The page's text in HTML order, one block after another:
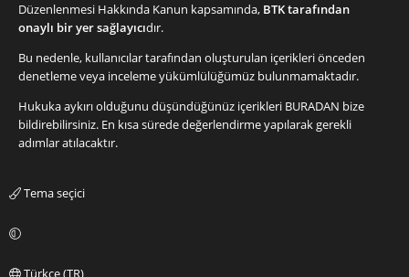
Düzenlenmesi Hakkında Kanun kapsamında, BTK tarafından
onaylı bir yer sağlayıcıdır.
Bu nedenle, kullanıcılar tarafından oluşturulan içerikleri önceden
denetleme veya inceleme yükümlülüğümüz bulunmamaktadır.
Hukuka aykırı olduğunu düşündüğünüz içerikleri BURADAN bize
bildirebilirsiniz. En kısa sürede değerlendirme yapılarak gerekli
adımlar atılacaktır.
Tema seçici
Türkçe (TR)